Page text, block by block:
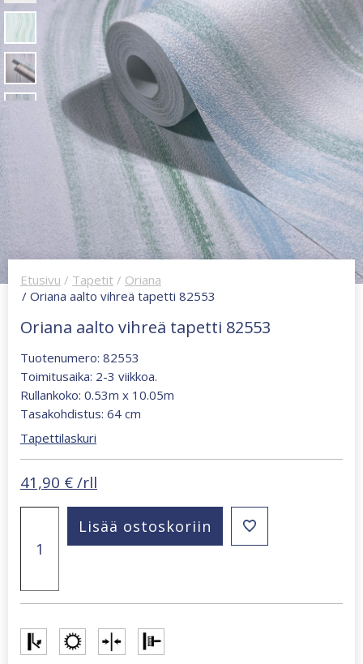
Etusivu / Tapetit / Oriana
/ Oriana aalto vihreä tapetti 82553
Oriana aalto vihreä tapetti 82553
Tuotenumero: 82553
Toimitusaika: 2-3 viikkoa.
Rullankoko: 0.53m x 10.05m
Tasakohdistus: 64 cm
Tapettilaskuri
41,90 € /rll
vihreä
määrä
Lisää ostoskoriin